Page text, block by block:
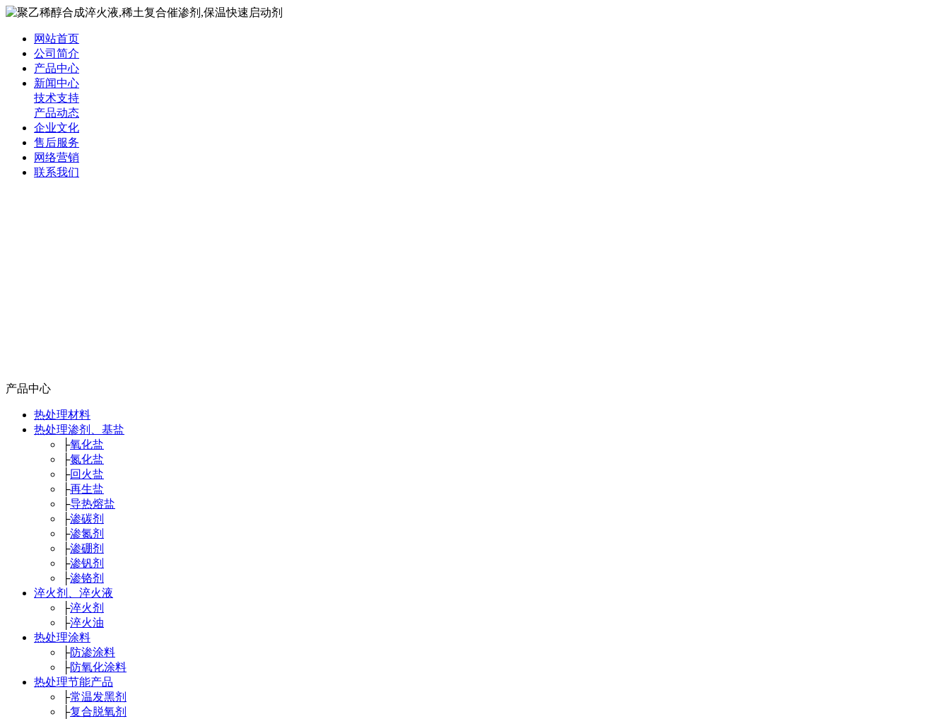
网站首页
公司简介
产品中心
新闻中心
技术支持
产品动态
企业文化
售后服务
网络营销
联系我们
产品中心
热处理材料
热处理渗剂、基盐
├氧化盐
├氮化盐
├回火盐
├再生盐
├导热熔盐
├渗碳剂
├渗氮剂
├渗硼剂
├渗钒剂
├渗铬剂
淬火剂、淬火液
├淬火剂
├淬火油
热处理涂料
├防渗涂料
├防氧化涂料
热处理节能产品
├常温发黑剂
├复合脱氧剂